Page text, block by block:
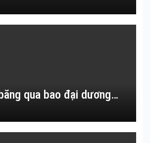
qua bao đại dương…